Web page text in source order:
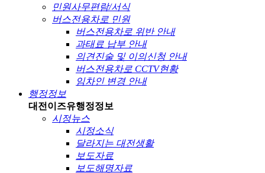
민원사무편람/서식
버스전용차로 민원
버스전용차로 위반 안내
과태료 납부 안내
의견진술 및 이의신청 안내
버스전용차로 CCTV현황
임차인 변경 안내
행정정보
대전이즈유행정정보
시정뉴스
시정소식
달라지는 대전생활
보도자료
보도해명자료